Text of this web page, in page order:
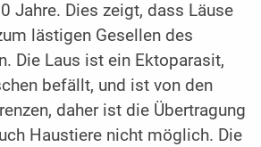
Jahre. Dies zeigt, dass Läuse
lästigen Gesellen des
Die Laus ist ein Ektoparasit,
befällt, und ist von den
daher ist die Übertragung
Haustiere nicht möglich. Die